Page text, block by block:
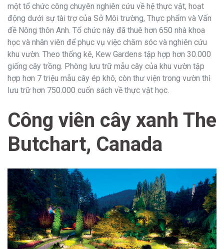
một tổ chức công chuyên nghiên cứu về hệ thực vật, hoạt
động dưới sự tài trợ của Sở Môi trường, Thực phẩm và Vấn
đề Nông thôn Anh. Tổ chức này đã thuê hơn 650 nhà khoa
học và nhân viên để phục vụ việc chăm sóc và nghiên cứu
khu vườn. Theo thống kê, Kew Gardens tập hợp hơn 30.000
giống cây trồng. Phòng lưu trữ mẫu cây của khu vườn tập
hợp hơn 7 triệu mẫu cây ép khô, còn thư viện trong vườn thì
lưu trữ hơn 750.000 cuốn sách về thực vật học.
Công viên cây xanh The
Butchart, Canada